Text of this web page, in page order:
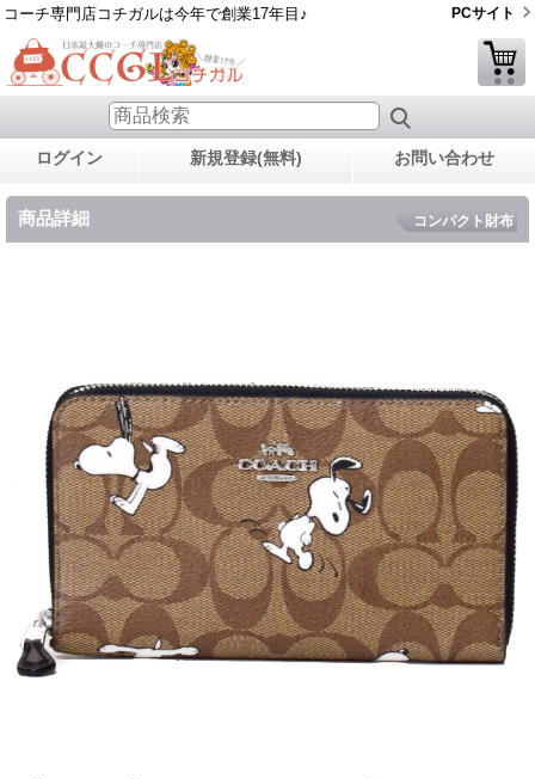
コーチ専門店コチガルは今年で創業17年目♪ PCサイト
ログイン 新規登録(無料) お問い合わせ
商品詳細 コンパクト財布